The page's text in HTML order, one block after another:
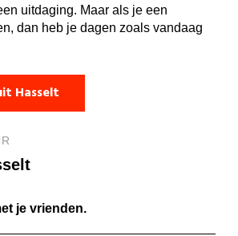
uitdaging. Maar als je een
dan heb je dagen zoals vandaag
Hasselt
je vrienden.